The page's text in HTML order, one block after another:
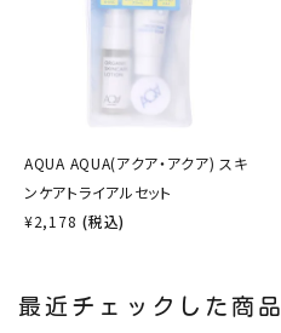
AQUA AQUA(アクア・アクア) スキ
ンケアトライアルセット
¥2,178 (税込)
最近チェックした商品